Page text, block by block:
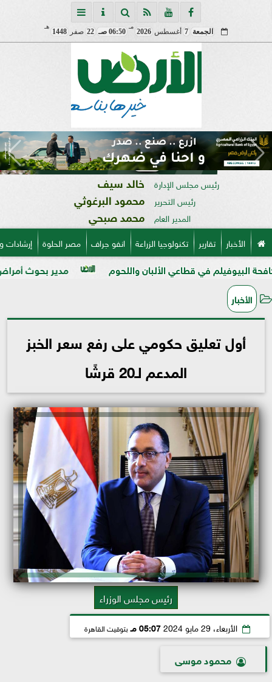
الجمعة 7 أغسطس 2026
مـ
06:50 صـ 22 صفر 1448
هـ
رئيس مجلس الإدارة خالد سيف
رئيس التحرير محمود البرغوثي
المدير العام محمد صبحي
الأخبار تقارير تكنولوجيا الزراعة انفو جراف مصر الحلوة
مدير بحوث أمراض النباتات: قطاعي الألبان واللحوم
الأخبار
أول تعليق حكومي على رفع سعر الخبز
المدعم لـ20 قرشًا
رئيس مجلس الوزراء
الأربعاء، 29 مايو 2024 05:07 مـ بتوقيت القاهرة
محمود موسى